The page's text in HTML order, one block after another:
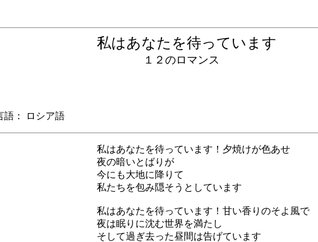
私はあなたを待っています
１２のロマンス
： ロシア語
私はあなたを待っています！夕焼けが色あせ
夜の暗いとばりが
今にも大地に降りて
私たちを包み隠そうとしています
私はあなたを待っています！甘い香りのそよ風で
夜は眠りに沈む世界を満たし
そして過ぎ去った昼間は告げています